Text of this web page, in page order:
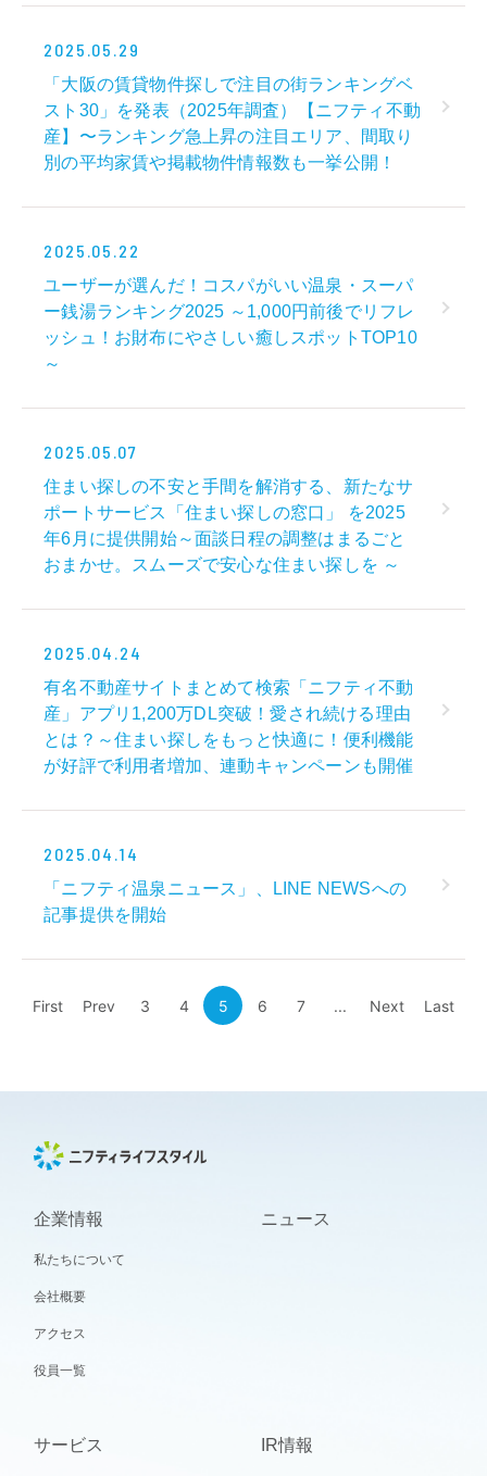
2025.05.29
「大阪の賃貸物件探しで注目の街ランキングベ
スト30」を発表（2025年調査）【ニフティ不動
産】〜ランキング急上昇の注目エリア、間取り
別の平均家賃や掲載物件情報数も⼀挙公開！
2025.05.22
ユーザーが選んだ！コスパがいい温泉・スーパ
ー銭湯ランキング2025 ～1,000円前後でリフレ
ッシュ！お財布にやさしい癒しスポットTOP10
～
2025.05.07
住まい探しの不安と手間を解消する、新たなサ
ポートサービス「住まい探しの窓口」 を2025
年6月に提供開始～面談日程の調整はまるごと
おまかせ。スムーズで安心な住まい探しを ～
2025.04.24
有名不動産サイトまとめて検索「ニフティ不動
産」アプリ1,200万DL突破！愛され続ける理由
とは？～住まい探しをもっと快適に！便利機能
が好評で利用者増加、連動キャンペーンも開催
2025.04.14
「ニフティ温泉ニュース」、LINE NEWSへの
記事提供を開始
First Prev 3 4 5 6 7 ... Next Last
企業情報
私たちについて
会社概要
アクセス
役員一覧
ニュース
サービス IR情報